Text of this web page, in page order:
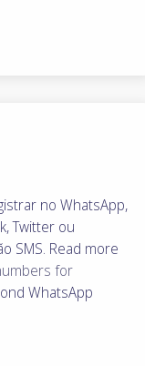
no WhatsApp,
Twitter ou
SMS. Read more
for
WhatsApp